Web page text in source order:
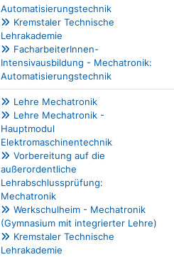
Automatisierungstechnik
Kremstaler Technische
Lehrakademie
FacharbeiterInnen-
Intensivausbildung - Mechatronik:
Automatisierungstechnik
Lehre Mechatronik
Lehre Mechatronik -
Hauptmodul
Elektromaschinentechnik
Vorbereitung auf die
außerordentliche
Lehrabschlussprüfung:
Mechatronik
Werkschulheim - Mechatronik
(Gymnasium mit integrierter Lehre)
Kremstaler Technische
Lehrakademie